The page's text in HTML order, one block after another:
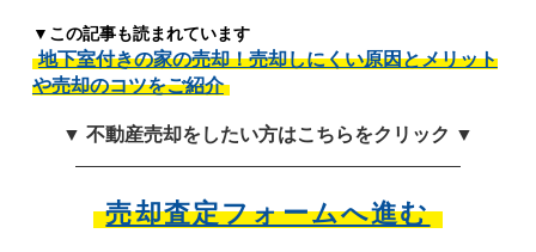
▼この記事も読まれています
地下室付きの家の売却！売却しにくい原因とメリット
や売却のコツをご紹介
▼ 不動産売却をしたい方はこちらをクリック ▼
売却査定フォームへ進む